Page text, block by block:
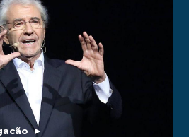
►